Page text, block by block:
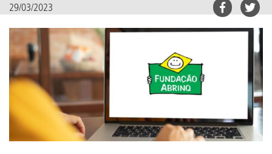
29/03/2023